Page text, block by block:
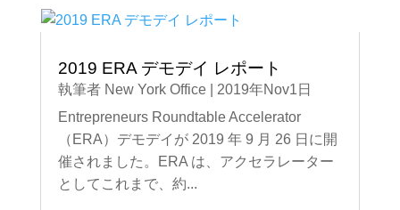
2019 ERA デモデイ レポート
執筆者 New York Office| 2019年Nov1日
Entrepreneurs Roundtable Accelerator
（ERA）デモデイが 2019 年 9 月 26 日に開
催されました。ERA は、アクセラレーター
としてこれまで、約...